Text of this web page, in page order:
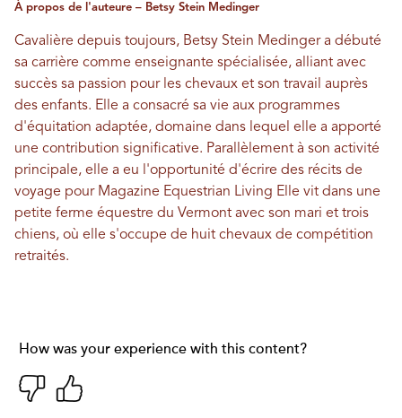
À propos de l'auteure – Betsy Stein Medinger
Cavalière depuis toujours, Betsy Stein Medinger a débuté
sa carrière comme enseignante spécialisée, alliant avec
succès sa passion pour les chevaux et son travail auprès
des enfants. Elle a consacré sa vie aux programmes
d'équitation adaptée, domaine dans lequel elle a apporté
une contribution significative. Parallèlement à son activité
principale, elle a eu l'opportunité d'écrire des récits de
voyage pour Magazine Equestrian Living Elle vit dans une
petite ferme équestre du Vermont avec son mari et trois
chiens, où elle s'occupe de huit chevaux de compétition
retraités.